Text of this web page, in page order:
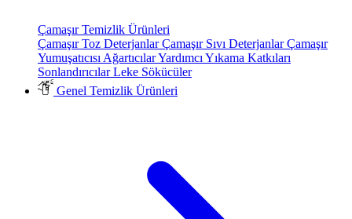
Çamaşır Temizlik Ürünleri
Çamaşır Toz DeterjanlarÇamaşır Sıvı DeterjanlarÇamaşır
Yumuşatıcısı AğartıcılarYardımcı Yıkama Katkıları
SonlandırıcılarLeke Sökücüler
Genel Temizlik Ürünleri